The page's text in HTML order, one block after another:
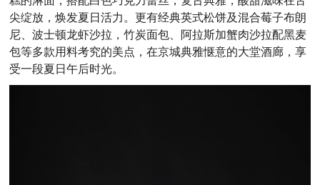
尖绽放，焕发夏日活力。更有经典英式松饼及混合莓子布朗
尼、波士顿龙虾沙拉，竹炭面包、阿拉斯加蟹肉沙拉配黑麦
包等多款用料考究的美点，在京城典雅惬意的大堂酒廊，享
受一段夏日午后时光。